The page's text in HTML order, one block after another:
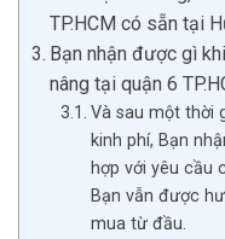
TP.HCM có sẵn tại
Bạn nhận được gì
nâng tại quận 6
Và sau một thời
kinh phí, Bạn
hợp với yêu cầu
Bạn vẫn được
mua từ đầu.